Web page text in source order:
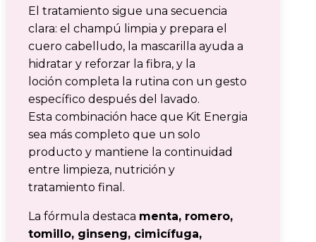
El tratamiento sigue una secuencia
clara: el champú limpia y prepara el
cuero cabelludo, la mascarilla ayuda a
hidratar y reforzar la fibra, y la
loción completa la rutina con un gesto
específico después del lavado.
Esta combinación hace que Kit Energia
sea más completo que un solo
producto y mantiene la continuidad
entre limpieza, nutrición y
tratamiento final.
La fórmula destaca menta, romero,
tomillo, ginseng, cimicífuga,